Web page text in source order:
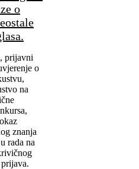
o
prijavni
o
na
znanja
rada na